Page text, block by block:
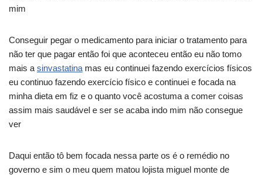
mim
Conseguir pegar o medicamento para iniciar o tratamento para
não ter que pagar então foi que aconteceu então eu não tomo
mais a sinvastatina mas eu continuei fazendo exercícios físicos
eu continuo fazendo exercício físico e continuei e focada na
minha dieta em fiz e o quanto você acostuma a comer coisas
assim mais saudável e ser se acaba indo mim não consegue
ver
Daqui então tô bem focada nessa parte os é o remédio no
governo e sim o meu quem matou lojista miguel monte de